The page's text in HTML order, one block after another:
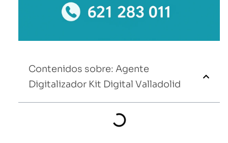
Contenidos sobre: Agente
Digitalizador Kit Digital Valladolid